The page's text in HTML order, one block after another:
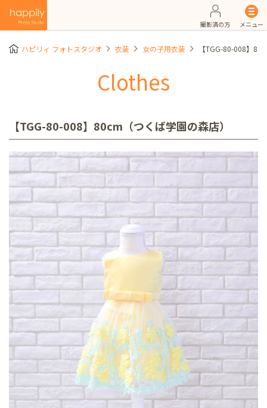
撮影済の方 メニュー
ハピリィ フォトスタジオ 衣装 女の子用衣装 【TGG-80-008】
Clothes
【TGG-80-008】80cm（つくば学園の森店）